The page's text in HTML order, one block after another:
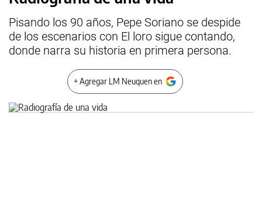
Pisando los 90 años, Pepe Soriano se despide
de los escenarios con El loro sigue contando,
donde narra su historia en primera persona.
+ Agregar LM Neuquen en